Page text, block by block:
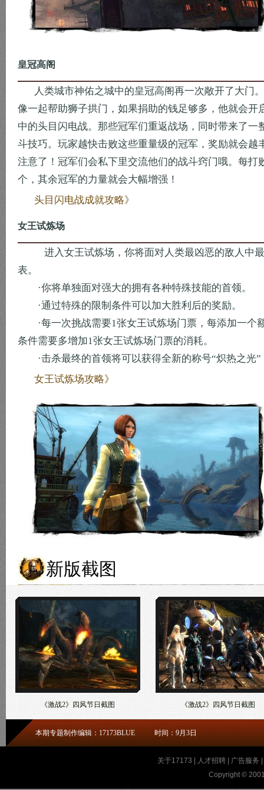
皇冠高阁
人类城市神佑之城中的皇冠高阁再一次敞开了大门
像一起帮助狮子拱门，如果捐助的钱足够多，他就会开
中的头目闪电战。那些冠军们重返战场，同时带来了一
斗技巧。玩家越快击败这些重量级的冠军，奖励就会越
注意了！冠军们会私下里交流他们的战斗窍门哦。每打
个，其余冠军的力量就会大幅增强！
头目闪电战成就攻略》
女王试炼场
进入女王试炼场，你将面对人类最凶恶的敌人中
表。
·你将单独面对强大的拥有各种特殊技能的首领。
·通过特殊的限制条件可以加大胜利后的奖励。
·每一次挑战需要1张女王试炼场门票，每添加一个
条件需要多增加1张女王试炼场门票的消耗。
·击杀最终的首领将可以获得全新的称号“炽热之光”
女王试炼场攻略》
新版截图
《激战2》四风节日截图 《激战2》四风节日截图
本期专题制作编辑：17173BLUE 时间：9月3日
关于17173 人才招聘 广告服务
Copyright ©